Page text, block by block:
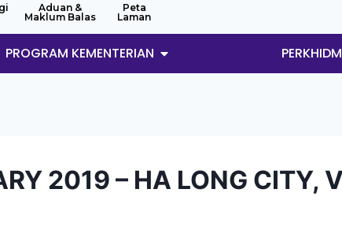
Aduan &
Maklum Balas
Peta
Laman
PROGRAM KEMENTERIAN
2019 – HA LONG CITY,